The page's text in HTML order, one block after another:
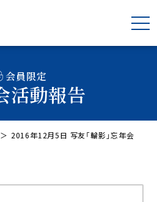
会員限定
活動報告
＞ 2016年12月5日 写友「輪影」忘年会